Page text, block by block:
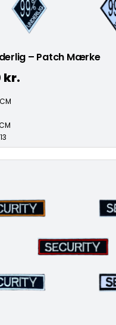
– Patch Mærke
kr.